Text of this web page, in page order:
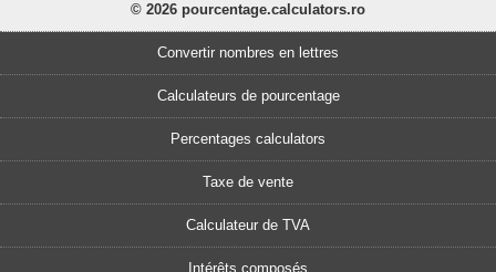
© 2026 pourcentage.calculators.ro
Convertir nombres en lettres
Calculateurs de pourcentage
Percentages calculators
Taxe de vente
Calculateur de TVA
Intérêts composés